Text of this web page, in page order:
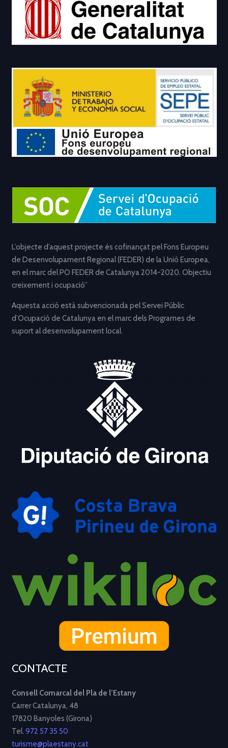
L’objecte d’aquest projecte és cofinançat pel Fons Europeu
de Desenvolupament Regional (FEDER) de la Unió Europea,
en el marc del PO FEDER de Catalunya 2014-2020. Objectiu
creixement i ocupació”
Aquesta acció està subvencionada pel Servei Públic
d’Ocupació de Catalunya en el marc dels Programes de
suport al desenvolupament local.
CONTACTE
Consell Comarcal del Pla de l’Estany
Carrer Catalunya, 48
17820 Banyoles (Girona)
Tel. 972 57 35 50
turisme@plaestany.cat